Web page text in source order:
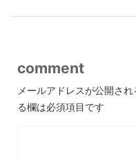
comment
メールアドレスが公開され
る欄は必須項目です